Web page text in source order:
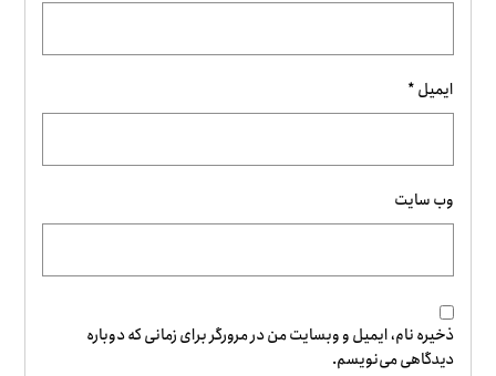
ایمیل*
وب‌ سایت
ذخیره نام، ایمیل و وبسایت من در مرورگر برای زمانی که دوباره
دیدگاهی می‌نویسم.